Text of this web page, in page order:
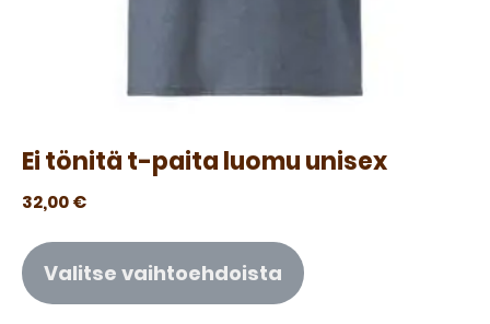
Ei tönitä t-paita luomu unisex
32,00€
Valitse vaihtoehdoista